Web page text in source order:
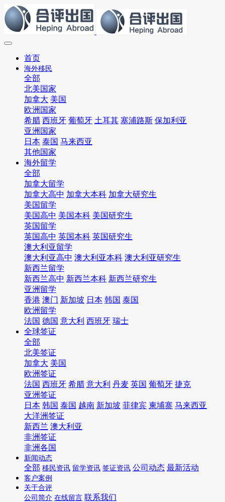
首页
海外移民
全部
北美国家
加拿大 美国
欧洲国家
希腊 西班牙 葡萄牙 土耳其 塞浦路斯 保加利亚
亚洲国家
日本 泰国 马来西亚
其他国家
海外留学
全部
加拿大留学
加拿大高中 加拿大本科 加拿大研究生
美国留学
美国高中 美国本科 美国研究生
英国留学
英国高中 英国本科 英国研究生
澳大利亚留学
澳大利亚高中 澳大利亚本科 澳大利亚研究生
新西兰留学
新西兰高中 新西兰本科 新西兰研究生
亚洲留学
香港 澳门 新加坡 日本 韩国 泰国
欧洲留学
法国 德国 意大利 西班牙 瑞士
全球签证
全部
北美签证
加拿大 美国
欧洲签证
法国 西班牙 希腊 意大利 丹麦 英国 葡萄牙 捷克
亚洲签证
日本 韩国 泰国 越南 新加坡 菲律宾 柬埔寨 马来西亚
大洋洲签证
新西兰 澳大利亚
非洲签证
非洲各国
新闻动态
全部 移民资讯 留学资讯 签证资讯 公司动态 最新活动
客户案例
关于合评
公司简介 在线留言 联系我们